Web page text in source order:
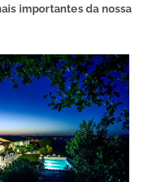
importantes da nossa